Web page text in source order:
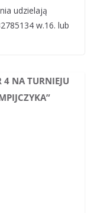
udzielają
w.16. lub
4 NA TURNIEJU